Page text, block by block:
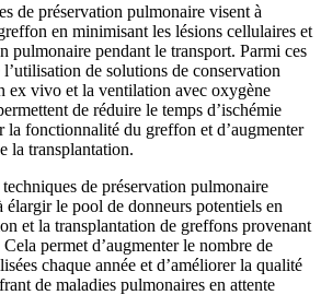
de préservation pulmonaire visent à
en minimisant les lésions cellulaires et
pulmonaire pendant le transport. Parmi ces
de solutions de conservation
ex vivo et la ventilation avec oxygène
de réduire le temps d’ischémie
la fonctionnalité du greffon et d’augmenter
la transplantation.
de préservation pulmonaire
élargir le pool de donneurs potentiels en
et la transplantation de greffons provenant
permet d’augmenter le nombre de
chaque année et d’améliorer la qualité
de maladies pulmonaires en attente